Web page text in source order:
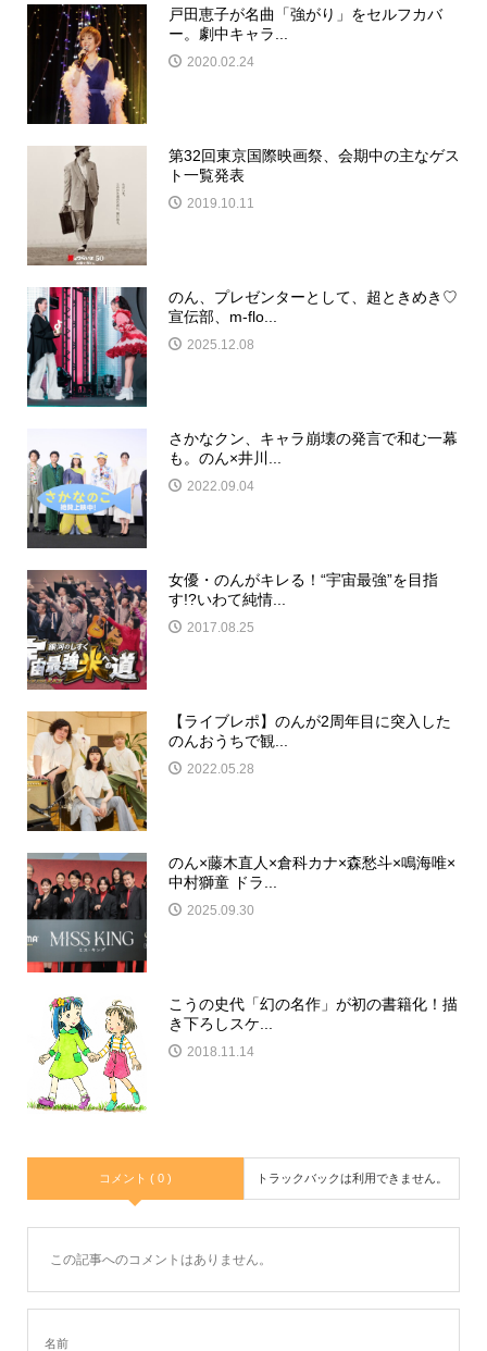
戸田恵子が名曲「強がり」をセルフカバ
ー。劇中キャラ...
2020.02.24
第32回東京国際映画祭、会期中の主なゲス
ト一覧発表
2019.10.11
のん、プレゼンターとして、超ときめき♡
宣伝部、m-flo...
2025.12.08
さかなクン、キャラ崩壊の発言で和む一幕
も。のん×井川...
2022.09.04
女優・のんがキレる！“宇宙最強”を目指
す!?いわて純情...
2017.08.25
【ライブレポ】のんが2周年目に突入した
のんおうちで観...
2022.05.28
のん×藤木直人×倉科カナ×森愁斗×鳴海唯×
中村獅童 ドラ...
2025.09.30
こうの史代「幻の名作」が初の書籍化！描
き下ろしスケ...
2018.11.14
コメント ( 0 ) トラックバックは利用できません。
この記事へのコメントはありません。
名前